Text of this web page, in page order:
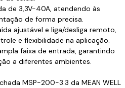
de 3,3V-40A, atendendo às
de forma precisa.
ajustável e liga/desliga remoto,
e flexibilidade na aplicação.
faixa de entrada, garantindo
a diferentes ambientes.
MSP-200-3.3 da MEAN WELL